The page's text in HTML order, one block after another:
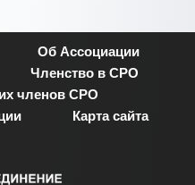
Об Ассоциации
Членство в СРО
членов СРО
Карта сайта